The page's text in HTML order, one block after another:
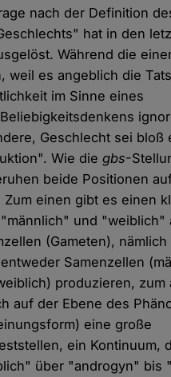
nach der Definition
hat in den
Während die
weil es angeblich die
im Sinne eines
Geschlecht sei bloß
Wie diegbs-
beide Positionen
Zum einen gibt es einen
und "weiblich"
(Gameten), nämlich
Samenzellen
produzieren, zum
auf der Ebene des
eine große
ein Kontinuum,
über "androgyn" bis